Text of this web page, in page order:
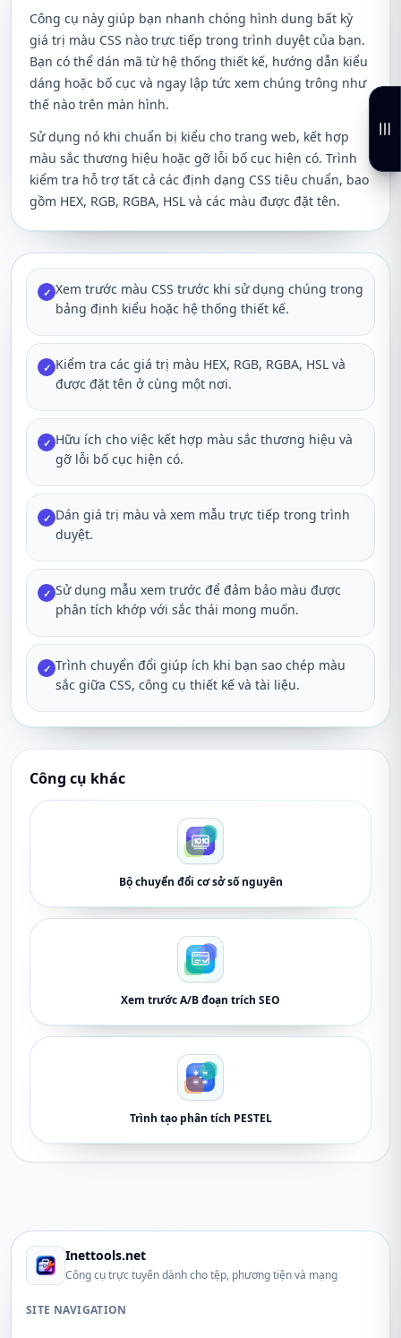
Công cụ này giúp bạn nhanh chóng hình dung bất kỳ
giá trị màu CSS nào trực tiếp trong trình duyệt của bạn.
Bạn có thể dán mã từ hệ thống thiết kế, hướng dẫn kiểu
dáng hoặc bố cục và ngay lập tức xem chúng trông như
thế nào trên màn hình.
Sử dụng nó khi chuẩn bị kiểu cho trang web, kết hợp
màu sắc thương hiệu hoặc gỡ lỗi bố cục hiện có. Trình
kiểm tra hỗ trợ tất cả các định dạng CSS tiêu chuẩn, bao
gồm HEX, RGB, RGBA, HSL và các màu được đặt tên.
✓ Xem trước màu CSS trước khi sử dụng chúng trong
bảng định kiểu hoặc hệ thống thiết kế.
✓ Kiểm tra các giá trị màu HEX, RGB, RGBA, HSL và
được đặt tên ở cùng một nơi.
✓ Hữu ích cho việc kết hợp màu sắc thương hiệu và
gỡ lỗi bố cục hiện có.
✓ Dán giá trị màu và xem mẫu trực tiếp trong trình
duyệt.
✓ Sử dụng mẫu xem trước để đảm bảo màu được
phân tích khớp với sắc thái mong muốn.
✓ Trình chuyển đổi giúp ích khi bạn sao chép màu
sắc giữa CSS, công cụ thiết kế và tài liệu.
Công cụ khác
Bộ chuyển đổi cơ sở số nguyên
Xem trước A/B đoạn trích SEO
Trình tạo phân tích PESTEL
Inettools.net
Công cụ trực tuyến dành cho tệp, phương tiện và mạng
SITE NAVIGATION